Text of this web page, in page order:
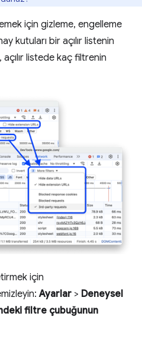
için gizleme, engelleme
kutuları bir açılır listenin
açılır listede kaç filtrenin
için
Ayarlar > Deneysel
filtre çubuğunun